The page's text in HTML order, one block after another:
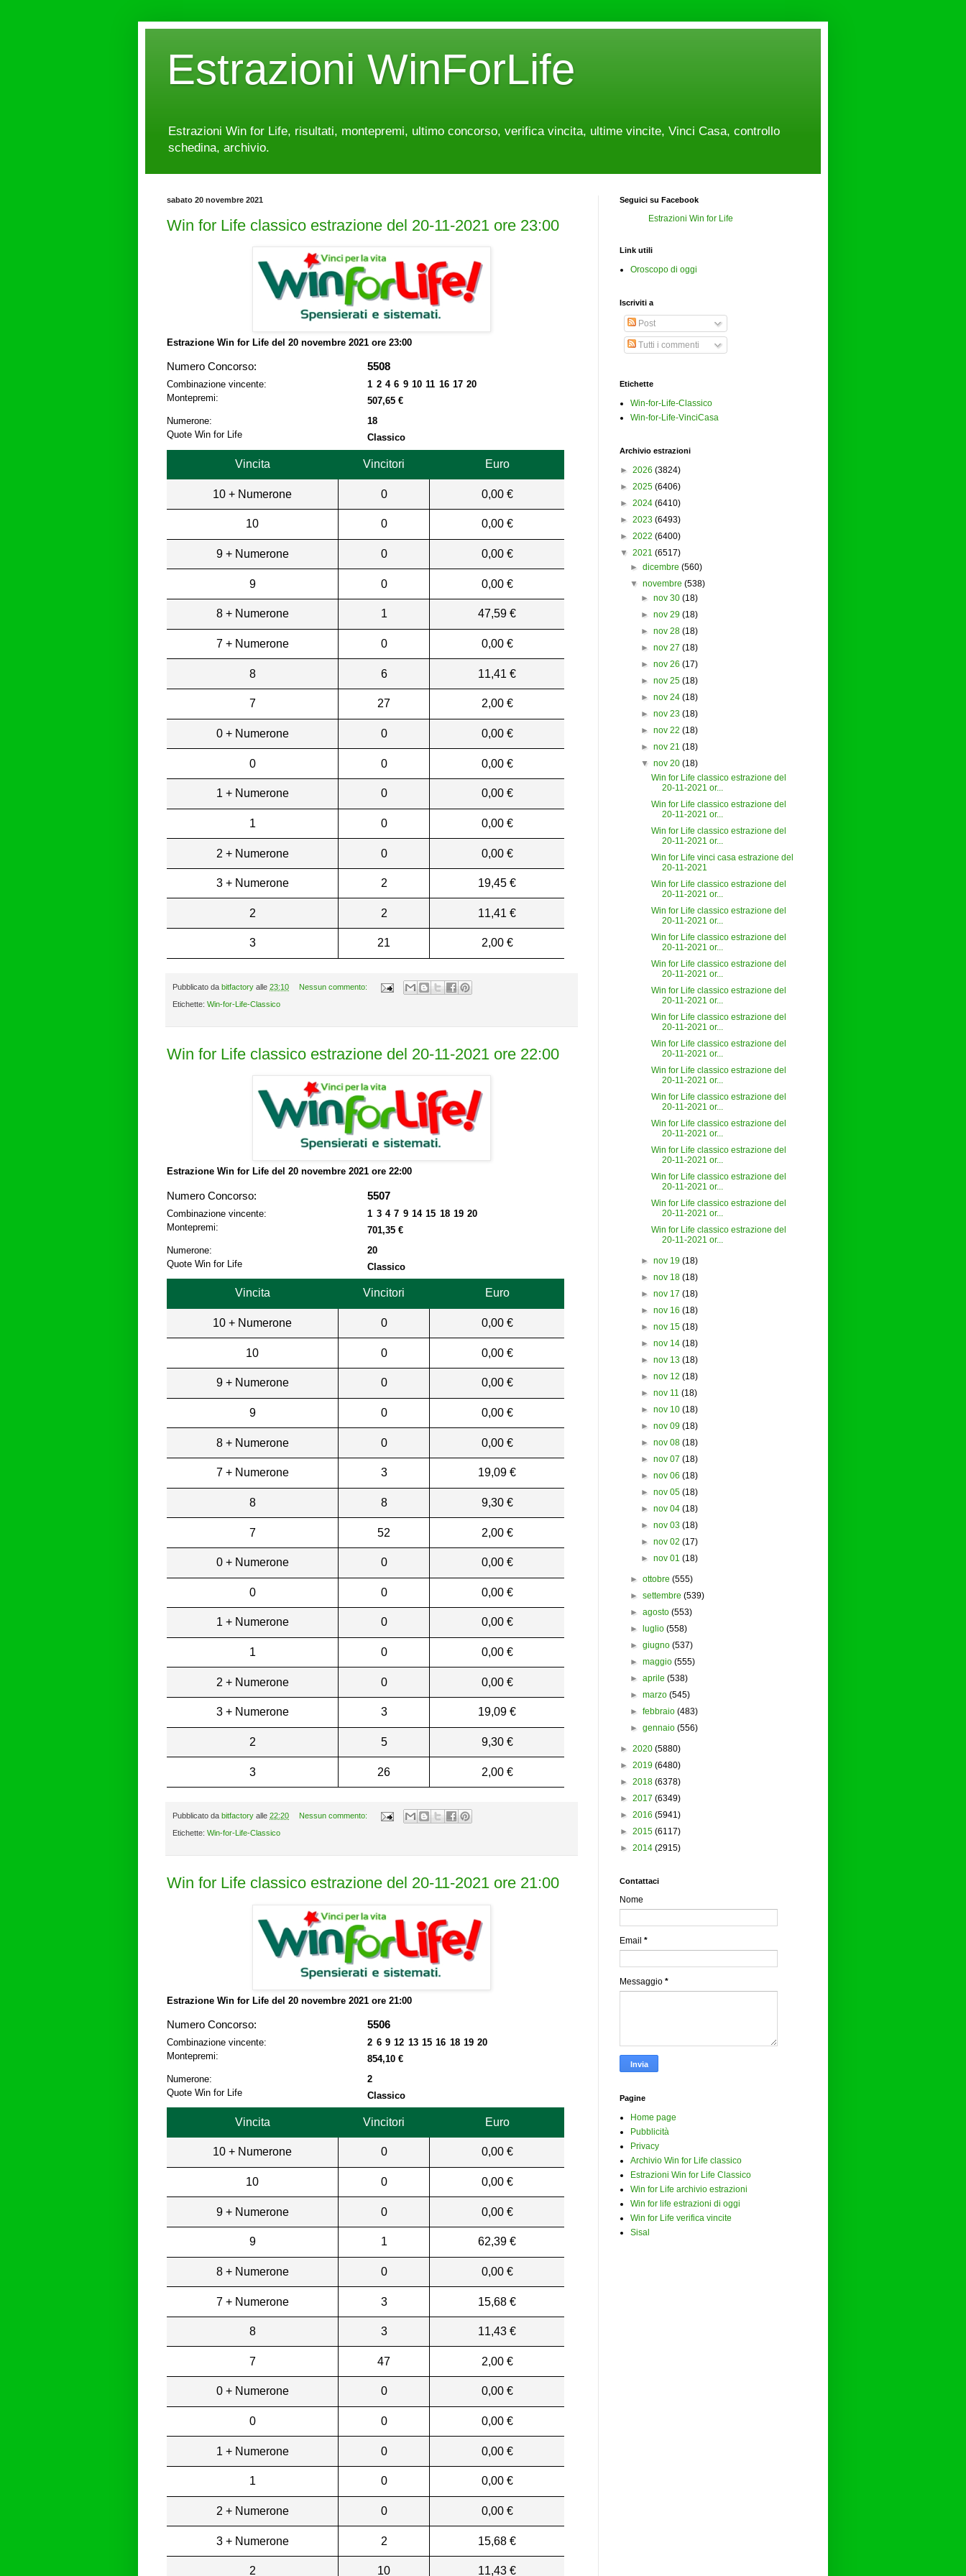
Estrazioni WinForLife
Estrazioni Win for Life, risultati, montepremi, ultimo concorso, verifica vincita, ultime vincite, Vinci Casa, controllo
schedina, archivio.
sabato 20 novembre 2021
Win for Life classico estrazione del 20-11-2021 ore 23:00
Estrazione Win for Life del 20 novembre 2021 ore 23:00
Numero Concorso: 5508
Combinazione vincente:
1 2 4 6 9 10 11 16 17 20
Montepremi:
507,65 €
Numerone:
18
Quote Win for Life
Classico
Vincita Vincitori Euro
10 + Numerone 0 0,00 €
10 0 0,00 €
9 + Numerone 0 0,00 €
9 0 0,00 €
8 + Numerone 1 47,59 €
7 + Numerone 0 0,00 €
8 6 11,41 €
7 27 2,00 €
0 + Numerone 0 0,00 €
0 0 0,00 €
1 + Numerone 0 0,00 €
1 0 0,00 €
2 + Numerone 0 0,00 €
3 + Numerone 2 19,45 €
2 2 11,41 €
3 21 2,00 €
Pubblicato da bitfactory alle 23:10 Nessun commento:
Etichette: Win-for-Life-Classico
Win for Life classico estrazione del 20-11-2021 ore 22:00
Estrazione Win for Life del 20 novembre 2021 ore 22:00
Numero Concorso: 5507
Combinazione vincente:
1 3 4 7 9 14 15 18 19 20
Montepremi:
701,35 €
Numerone:
20
Quote Win for Life
Classico
Vincita Vincitori Euro
10 + Numerone 0 0,00 €
10 0 0,00 €
9 + Numerone 0 0,00 €
9 0 0,00 €
8 + Numerone 0 0,00 €
7 + Numerone 3 19,09 €
8 8 9,30 €
7 52 2,00 €
0 + Numerone 0 0,00 €
0 0 0,00 €
1 + Numerone 0 0,00 €
1 0 0,00 €
2 + Numerone 0 0,00 €
3 + Numerone 3 19,09 €
2 5 9,30 €
3 26 2,00 €
Pubblicato da bitfactory alle 22:20 Nessun commento:
Etichette: Win-for-Life-Classico
Win for Life classico estrazione del 20-11-2021 ore 21:00
Estrazione Win for Life del 20 novembre 2021 ore 21:00
Numero Concorso: 5506
Combinazione vincente:
2 6 9 12 13 15 16 18 19 20
Montepremi:
854,10 €
Numerone:
2
Quote Win for Life
Classico
Vincita Vincitori Euro
10 + Numerone 0 0,00 €
10 0 0,00 €
9 + Numerone 0 0,00 €
9 1 62,39 €
8 + Numerone 0 0,00 €
7 + Numerone 3 15,68 €
8 3 11,43 €
7 47 2,00 €
0 + Numerone 0 0,00 €
0 0 0,00 €
1 + Numerone 0 0,00 €
1 0 0,00 €
2 + Numerone 0 0,00 €
3 + Numerone 2 15,68 €
2 10 11,43 €
Seguici su Facebook
Estrazioni Win for Life
Link utili
Oroscopo di oggi
Iscriviti a
Post
Tutti i commenti
Etichette
Win-for-Life-Classico
Win-for-Life-VinciCasa
Archivio estrazioni
► 2026 (3824)
► 2025 (6406)
► 2024 (6410)
► 2023 (6493)
► 2022 (6400)
▼ 2021 (6517)
►dicembre (560)
▼ novembre (538)
► nov 30 (18)
► nov 29 (18)
► nov 28 (18)
► nov 27 (18)
► nov 26 (17)
► nov 25 (18)
► nov 24 (18)
► nov 23 (18)
► nov 22 (18)
► nov 21 (18)
▼ nov 20 (18)
Win for Life classico estrazione del
20-11-2021 or...
Win for Life classico estrazione del
20-11-2021 or...
Win for Life classico estrazione del
20-11-2021 or...
Win for Life vinci casa estrazione del
20-11-2021
Win for Life classico estrazione del
20-11-2021 or...
Win for Life classico estrazione del
20-11-2021 or...
Win for Life classico estrazione del
20-11-2021 or...
Win for Life classico estrazione del
20-11-2021 or...
Win for Life classico estrazione del
20-11-2021 or...
Win for Life classico estrazione del
20-11-2021 or...
Win for Life classico estrazione del
20-11-2021 or...
Win for Life classico estrazione del
20-11-2021 or...
Win for Life classico estrazione del
20-11-2021 or...
Win for Life classico estrazione del
20-11-2021 or...
Win for Life classico estrazione del
20-11-2021 or...
Win for Life classico estrazione del
20-11-2021 or...
Win for Life classico estrazione del
20-11-2021 or...
Win for Life classico estrazione del
20-11-2021 or...
► nov 19 (18)
► nov 18 (18)
► nov 17 (18)
► nov 16 (18)
► nov 15 (18)
► nov 14 (18)
► nov 13 (18)
► nov 12 (18)
► nov 11 (18)
► nov 10 (18)
► nov 09 (18)
► nov 08 (18)
► nov 07 (18)
► nov 06 (18)
► nov 05 (18)
► nov 04 (18)
► nov 03 (18)
► nov 02 (17)
► nov 01 (18)
►ottobre (555)
►settembre (539)
►agosto (553)
►
luglio (558)
►giugno (537)
►maggio (555)
►aprile (538)
►marzo (545)
►febbraio (483)
►gennaio (556)
► 2020 (5880)
► 2019 (6480)
► 2018 (6378)
► 2017 (6349)
► 2016 (5941)
► 2015 (6117)
► 2014 (2915)
Contattaci
Nome
Email *
Messaggio *
Pagine
Home page
Pubblicità
Privacy
Archivio Win for Life classico
Estrazioni Win for Life Classico
Win for Life archivio estrazioni
Win for life estrazioni di oggi
Win for Life verifica vincite
Sisal